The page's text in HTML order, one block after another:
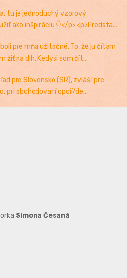
tu je jednoduchý vzorový
ako inšpiráciu 👇</p> <p>Predsta...
pre mňa užitočné. To, že ju čítam
žiť na dlh. Kedysi som čít...
pre Slovensko (SR), zvlášť pre
pri obchodovaní opcií/de...
Simona Česaná